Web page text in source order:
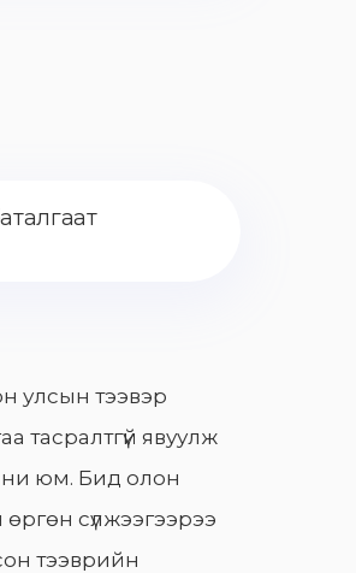
улсын тээвэр
тасралтгүй явуулж
юм. Бид олон
сүлжээгээрээ
тээврийн